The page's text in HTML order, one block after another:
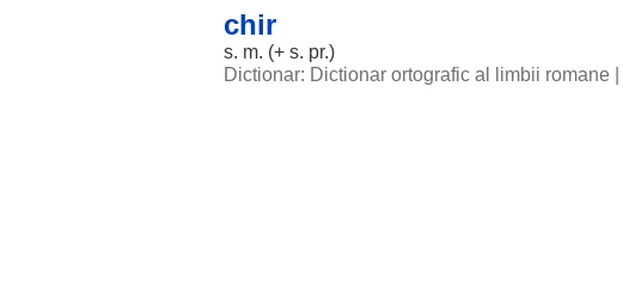
chir
s. m. (+ s. pr.)
Dictionar: Dictionar ortografic al limbii romane